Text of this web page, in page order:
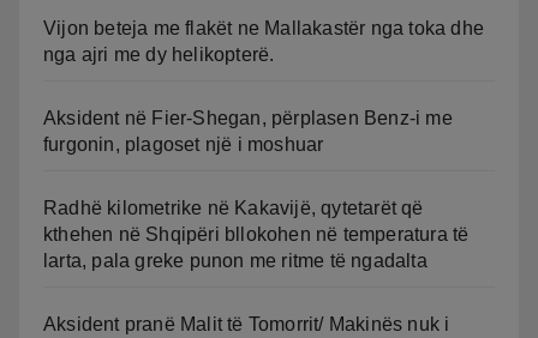
Vijon beteja me flakët ne Mallakastër nga toka dhe
nga ajri me dy helikopterë.
Aksident në Fier-Shegan, përplasen Benz-i me
furgonin, plagoset një i moshuar
Radhë kilometrike në Kakavijë, qytetarët që
kthehen në Shqipëri bllokohen në temperatura të
larta, pala greke punon me ritme të ngadalta
Aksident pranë Malit të Tomorrit/ Makinës nuk i